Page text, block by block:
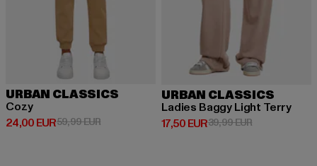
URBAN CLASSICS
Cozy
24,00 EUR
Derzeitiger Preis: 24,00 EUR
59,99 EURAktionspreis: 59,99 EUR
URBAN CLASSICS
Ladies Baggy Light Terry
17,50 EUR
Derzeitiger Preis: 17,50 EUR
39,99 EURAktionspreis: